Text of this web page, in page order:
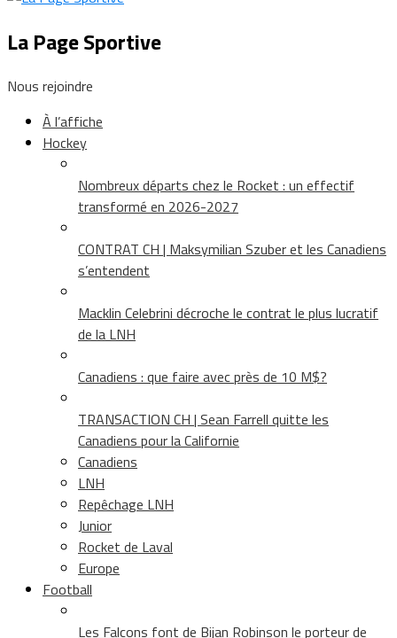
La Page Sportive
Nous rejoindre
À l’affiche
Hockey
Nombreux départs chez le Rocket : un effectif
transformé en 2026-2027
CONTRAT CH | Maksymilian Szuber et les Canadiens
s’entendent
Macklin Celebrini décroche le contrat le plus lucratif
de la LNH
Canadiens : que faire avec près de 10 M$?
TRANSACTION CH | Sean Farrell quitte les
Canadiens pour la Californie
Canadiens
LNH
Repêchage LNH
Junior
Rocket de Laval
Europe
Football
Les Falcons font de Bijan Robinson le porteur de